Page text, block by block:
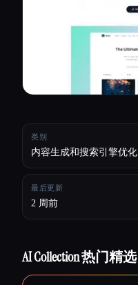
Esc
类别
内容生成和搜索引擎优化
最后更新
2 周前
AI Collection 热门精选